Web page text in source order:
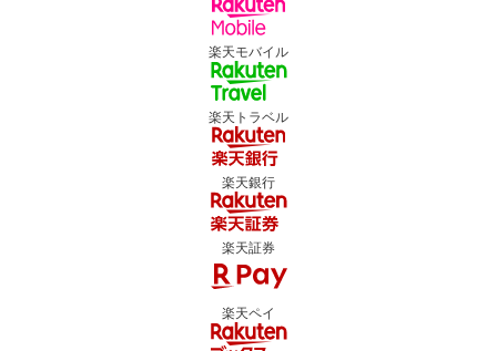
楽天モバイル
楽天トラベル
楽天銀行
楽天証券
楽天ペイ